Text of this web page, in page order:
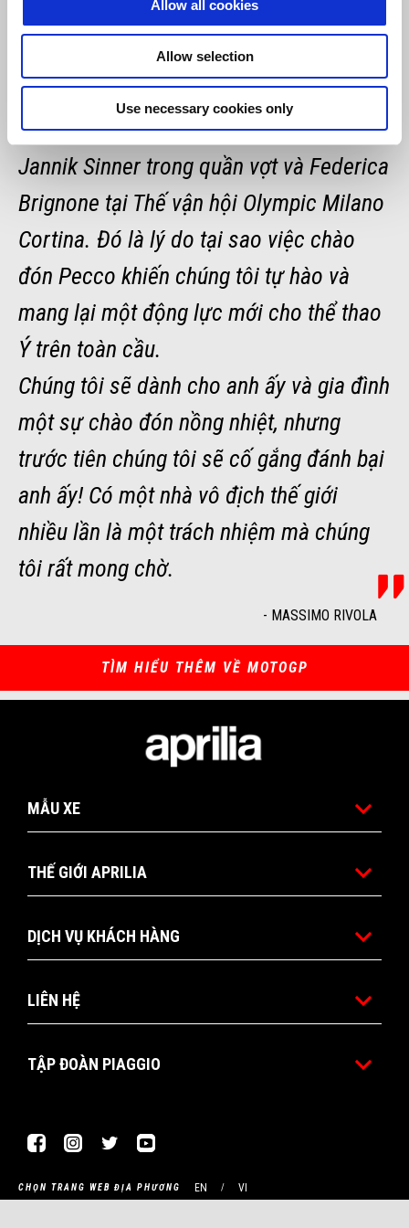
Allow all cookies
Allow selection
Use necessary cookies only
là một xác nhận về giá trị của thể thao Ý,
mà trong những tháng gần đây đã nổi bật
trên trường quốc tế nhờ những thành tích
của Kimi Antonelli trong Formula 1,
Jannik Sinner trong quần vợt và Federica
Brignone tại Thế vận hội Olympic Milano
Cortina. Đó là lý do tại sao việc chào
đón Pecco khiến chúng tôi tự hào và
mang lại một động lực mới cho thể thao
Ý trên toàn cầu.
Chúng tôi sẽ dành cho anh ấy và gia đình
một sự chào đón nồng nhiệt, nhưng
trước tiên chúng tôi sẽ cố gắng đánh bại
anh ấy! Có một nhà vô địch thế giới
nhiều lần là một trách nhiệm mà chúng
tôi rất mong chờ.
- MASSIMO RIVOLA
TÌM HIỂU THÊM VỀ MOTOGP
MẪU XE
THẾ GIỚI APRILIA
DỊCH VỤ KHÁCH HÀNG
LIÊN HỆ
TẬP ĐOÀN PIAGGIO
FacebookInstagram
Twitter
CHỌN TRANG WEB ĐỊA PHƯƠNG EN VI